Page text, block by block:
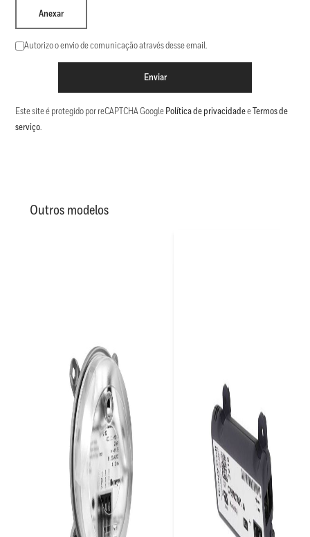
Anexar
Autorizo o envio de comunicação através desse email.
Enviar
Este site é protegido por reCAPTCHA Google Política de privacidadee Termos de
serviço.
Outros modelos